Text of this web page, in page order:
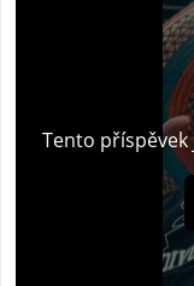
Tento